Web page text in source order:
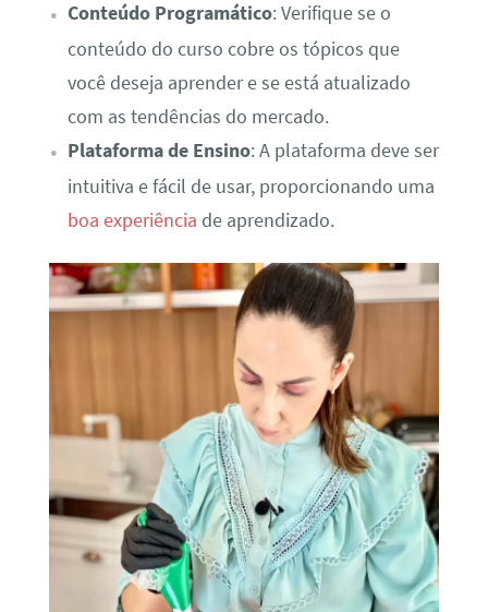
Conteúdo Programático: Verifique se o
conteúdo do curso cobre os tópicos que
você deseja aprender e se está atualizado
com as tendências do mercado.
Plataforma de Ensino: A plataforma deve ser
intuitiva e fácil de usar, proporcionando uma
boa experiência de aprendizado.